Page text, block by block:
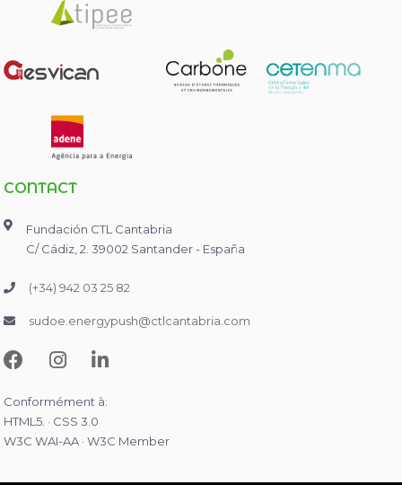
CONTACT
Fundación CTL Cantabria
C/ Cádiz, 2. 39002 Santander - España
(+34) 942 03 25 82
sudoe.energypush@ctlcantabria.com
Conformément à:
HTML5. · CSS 3.0
W3C WAI-AA · W3C Member